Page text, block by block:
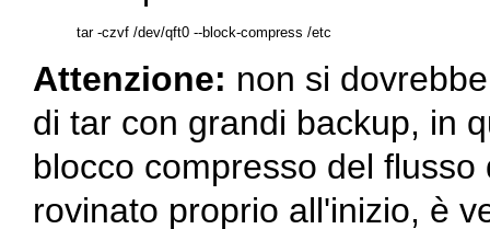
Attenzione: non si
di tar con grandi backup, in
blocco compresso del
rovinato proprio all'inizio, è